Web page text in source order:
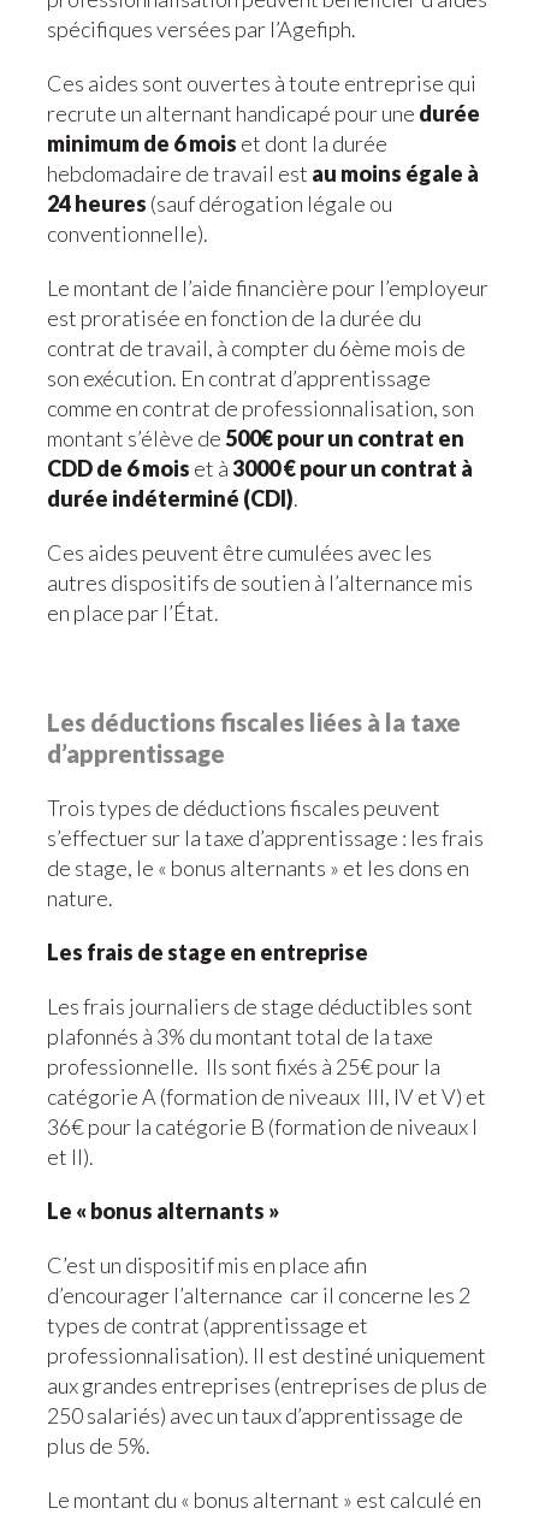
spécifiques versées par l’Agefiph.
Ces aides sont ouvertes à toute entreprise qui
recrute un alternant handicapé pour une durée
minimum de 6 mois et dont la durée
hebdomadaire de travail est au moins égale à
24 heures (sauf dérogation légale ou
conventionnelle).
Le montant de l’aide financière pour l’employeur
est proratisée en fonction de la durée du
contrat de travail, à compter du 6ème mois de
son exécution. En contrat d’apprentissage
comme en contrat de professionnalisation, son
montant s’élève de 500€ pour un contrat en
CDD de 6 mois et à3000 € pour un contrat à
durée indéterminé (CDI).
Ces aides peuvent être cumulées avec les
autres dispositifs de soutien à l’alternance mis
en place par l’État.
Les déductions fiscales liées à la taxe
d’apprentissage
Trois types de déductions fiscales peuvent
s’effectuer sur la taxe d’apprentissage : les frais
de stage, le « bonus alternants » et les dons en
nature.
Les frais de stage en entreprise
Les frais journaliers de stage déductibles sont
plafonnés à 3% du montant total de la taxe
professionnelle. Ils sont fixés à 25€ pour la
catégorie A (formation de niveaux III, IV et V) et
36€ pour la catégorie B (formation de niveaux I
et II).
Le « bonus alternants »
C’est un dispositif mis en place afin
d’encourager l’alternance car il concerne les 2
types de contrat (apprentissage et
professionnalisation). Il est destiné uniquement
aux grandes entreprises (entreprises de plus de
250 salariés) avec un taux d’apprentissage de
plus de 5%.
Le montant du « bonus alternant » est calculé en